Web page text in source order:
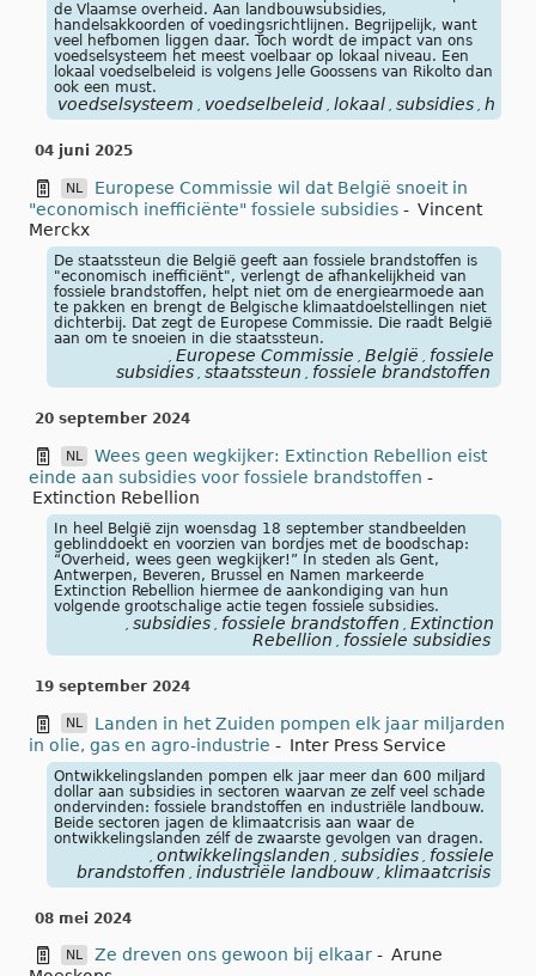
de Vlaamse overheid. Aan landbouwsubsidies,
handelsakkoorden of voedingsrichtlijnen. Begrijpelijk, want
veel hefbomen liggen daar. Toch wordt de impact van ons
voedselsysteem het meest voelbaar op lokaal niveau. Een
lokaal voedselbeleid is volgens Jelle Goossens van Rikolto dan
ook een must.
voedselsysteem voedselbeleid lokaal subsidies
04 juni 2025
NL
Europese Commissie wil dat België snoeit in
"economisch inefficiënte" fossiele subsidies - Vincent
Merckx
De staatssteun die België geeft aan fossiele brandstoffen is
"economisch inefficiënt", verlengt de afhankelijkheid van
fossiele brandstoffen, helpt niet om de energiearmoede aan
te pakken en brengt de Belgische klimaatdoelstellingen niet
dichterbij. Dat zegt de Europese Commissie. Die raadt België
aan om te snoeien in die staatssteun.
Europese Commissie België
fossiele
subsidies staatssteun fossiele brandstoffen
20 september 2024
NL
Wees geen wegkijker: Extinction Rebellion eist
einde aan subsidies voor fossiele brandstoffen -
Extinction Rebellion
In heel België zijn woensdag 18 september standbeelden
geblinddoekt en voorzien van bordjes met de boodschap:
“Overheid, wees geen wegkijker!” In steden als Gent,
Antwerpen, Beveren, Brussel en Namen markeerde
Extinction Rebellion hiermee de aankondiging van hun
volgende grootschalige actie tegen fossiele subsidies.
subsidies fossiele brandstoffen
Extinction
Rebellion
fossiele subsidies
19 september 2024
NL
Landen in het Zuiden pompen elk jaar miljarden
in olie, gas en agro-industrie - Inter Press Service
Ontwikkelingslanden pompen elk jaar meer dan 600 miljard
dollar aan subsidies in sectoren waarvan ze zelf veel schade
ondervinden: fossiele brandstoffen en industriële landbouw.
Beide sectoren jagen de klimaatcrisis aan waar de
ontwikkelingslanden zélf de zwaarste gevolgen van dragen.
ontwikkelingslanden subsidies
fossiele
brandstoffen
industriële landbouw klimaatcrisis
08 mei 2024
NL Ze dreven ons gewoon bij elkaar - Arune